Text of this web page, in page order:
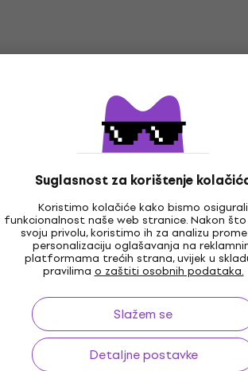
Suglasnost za korištenje
Koristimo kolačiće kako bismo osigurali
funkcionalnost naše web stranice. Nakon
svoju privolu, koristimo ih za analizu
personalizaciju oglašavanja na
platformama trećih strana, uvijek u
pravilima o zaštiti osobnih podataka.
Slažem se
Detaljne postavke